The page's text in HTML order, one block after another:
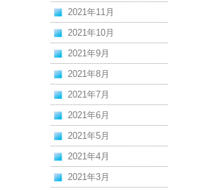
2021年11月
2021年10月
2021年9月
2021年8月
2021年7月
2021年6月
2021年5月
2021年4月
2021年3月